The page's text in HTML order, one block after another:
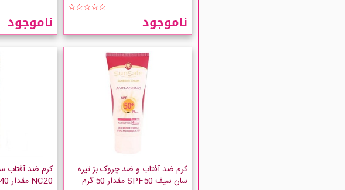
☆☆☆☆☆
ناموجود ناموجود
کرم ضد آفتاب و ضد چروک بژ تیره
سان سیف SPF50 مقدار 50 گرم
کرم ضد آفتاب
NC20 مقدار 40 گرم